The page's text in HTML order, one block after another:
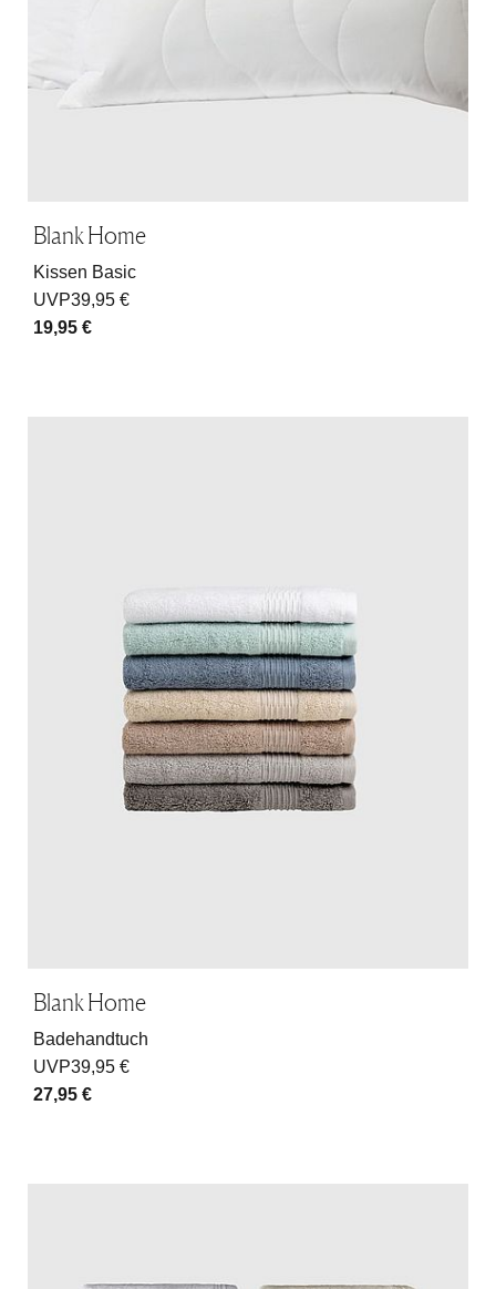
Blank Home
Kissen Basic
UVP39,95 €
19,95 €
Blank Home
Badehandtuch
UVP39,95 €
27,95 €